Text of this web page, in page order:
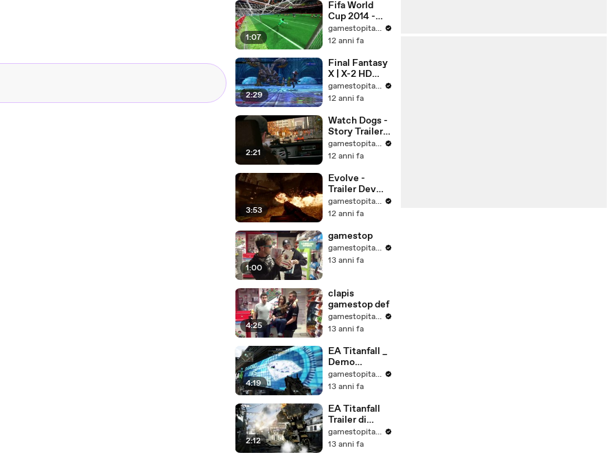
1:07
Fifa World
Cup 2014 -
Official Trailer
- da
Arts
gamestopitalia
12 anni fa
2:29
Final Fantasy
X | X-2 HD
Remaster -
Launch Story
Sqaure-Enix
gamestopitalia
12 anni fa
2:21
Watch Dogs -
Story Trailer -
da Ubisoftgamestopitalia
12 anni fa
3:53
Evolve -
Trailer Dev
Diary - da 2K
Games
gamestopitalia
12 anni fa
1:00
gamestop
gamestopitalia
13 anni fa
4:25
clapis
gamestop def
gamestopitalia
13 anni fa
4:19
EA Titanfall _
Demo
Gameplay
Ufficiale
(HD-720p)
gamestopitalia
13 anni fa
2:12
EA Titanfall
Trailer di
Annuncio E3
2013
gamestopitalia
13 anni fa